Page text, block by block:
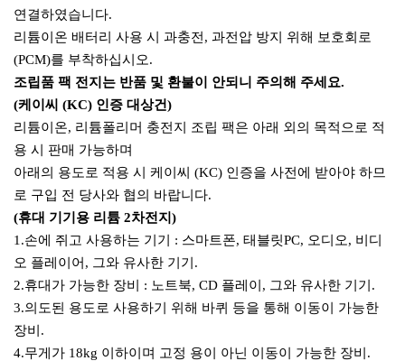
연결하였습니다.
리튬이온 배터리 사용 시 과충전, 과전압 방지 위해 보호회로
(PCM)를 부착하십시오.
조립품 팩 전지는 반품 및 환불이 안되니 주의해 주세요.
(케이씨 (KC) 인증 대상건)
리튬이온, 리튬폴리머 충전지 조립 팩은 아래 외의 목적으로 적
용 시 판매 가능하며
아래의 용도로 적용 시 케이씨 (KC) 인증을 사전에 받아야 하므
로 구입 전 당사와 협의 바랍니다.
(휴대 기기용 리튬 2차전지)
1.손에 쥐고 사용하는 기기 : 스마트폰, 태블릿PC, 오디오, 비디
오 플레이어, 그와 유사한 기기.
2.휴대가 가능한 장비 : 노트북, CD 플레이, 그와 유사한 기기.
3.의도된 용도로 사용하기 위해 바퀴 등을 통해 이동이 가능한
장비.
4.무게가 18kg 이하이며 고정 용이 아닌 이동이 가능한 장비.